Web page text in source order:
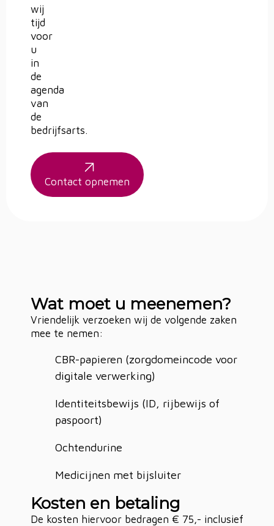
wij
tijd
voor
u
in
de
agenda
van
de
bedrijfsarts.
Contact opnemen
Wat moet u meenemen?
Vriendelijk verzoeken wij de volgende zaken
mee te nemen:
CBR-papieren (zorgdomeincode voor
digitale verwerking)
Identiteitsbewijs (ID, rijbewijs of
paspoort)
Ochtendurine
Medicijnen met bijsluiter
Kosten en betaling
De kosten hiervoor bedragen € 75,- inclusief